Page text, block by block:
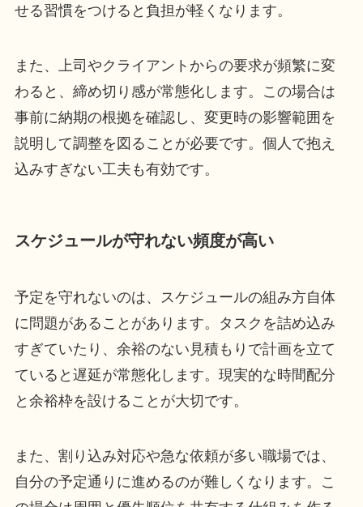
せる習慣をつけると負担が軽くなります。
また、上司やクライアントからの要求が頻繁に変
わると、締め切り感が常態化します。この場合は
事前に納期の根拠を確認し、変更時の影響範囲を
説明して調整を図ることが必要です。個人で抱え
込みすぎない工夫も有効です。
スケジュールが守れない頻度が高い
予定を守れないのは、スケジュールの組み方自体
に問題があることがあります。タスクを詰め込み
すぎていたり、余裕のない見積もりで計画を立て
ていると遅延が常態化します。現実的な時間配分
と余裕枠を設けることが大切です。
また、割り込み対応や急な依頼が多い職場では、
自分の予定通りに進めるのが難しくなります。こ